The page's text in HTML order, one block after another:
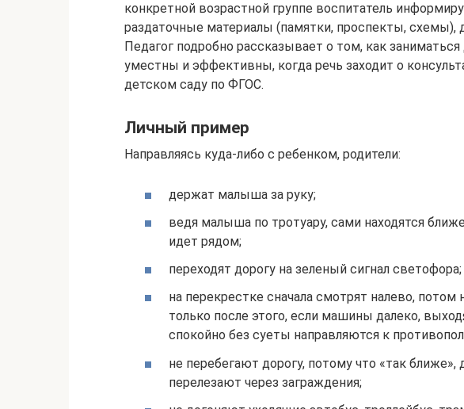
конкретной возрастной группе воспитатель
раздаточные материалы (памятки, проспекты, схемы),
Педагог подробно рассказывает о том, как
уместны и эффективны, когда речь заходит о
детском саду по ФГОС.
Личный пример
Направляясь куда-либо с ребенком, родители:
держат малыша за руку;
ведя малыша по тротуару, сами находятся
идет рядом;
переходят дорогу на зеленый сигнал светофора;
на перекрестке сначала смотрят налево, потом
только после этого, если машины далеко,
спокойно без суеты направляются к
не перебегают дорогу, потому что «так
перелезают через заграждения;